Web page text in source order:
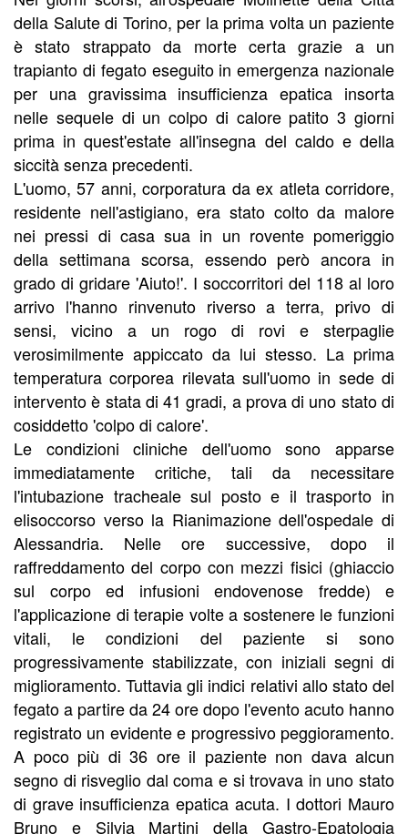
della Salute di Torino, per la prima volta un paziente
è stato strappato da morte certa grazie a un
trapianto di fegato eseguito in emergenza nazionale
per una gravissima insufficienza epatica insorta
nelle sequele di un colpo di calore patito 3 giorni
prima in quest'estate all'insegna del caldo e della
siccità senza precedenti.
L'uomo, 57 anni, corporatura da ex atleta corridore,
residente nell'astigiano, era stato colto da malore
nei pressi di casa sua in un rovente pomeriggio
della settimana scorsa, essendo però ancora in
grado di gridare 'Aiuto!'. I soccorritori del 118 al loro
arrivo l'hanno rinvenuto riverso a terra, privo di
sensi, vicino a un rogo di rovi e sterpaglie
verosimilmente appiccato da lui stesso. La prima
temperatura corporea rilevata sull'uomo in sede di
intervento è stata di 41 gradi, a prova di uno stato di
cosiddetto 'colpo di calore'.
Le condizioni cliniche dell'uomo sono apparse
immediatamente critiche, tali da necessitare
l'intubazione tracheale sul posto e il trasporto in
elisoccorso verso la Rianimazione dell'ospedale di
Alessandria. Nelle ore successive, dopo il
raffreddamento del corpo con mezzi fisici (ghiaccio
sul corpo ed infusioni endovenose fredde) e
l'applicazione di terapie volte a sostenere le funzioni
vitali, le condizioni del paziente si sono
progressivamente stabilizzate, con iniziali segni di
miglioramento. Tuttavia gli indici relativi allo stato del
fegato a partire da 24 ore dopo l'evento acuto hanno
registrato un evidente e progressivo peggioramento.
A poco più di 36 ore il paziente non dava alcun
segno di risveglio dal coma e si trovava in uno stato
di grave insufficienza epatica acuta. I dottori Mauro
Bruno e Silvia Martini della Gastro-Epatologia